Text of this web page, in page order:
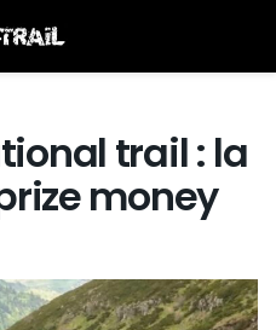
trail : la
money